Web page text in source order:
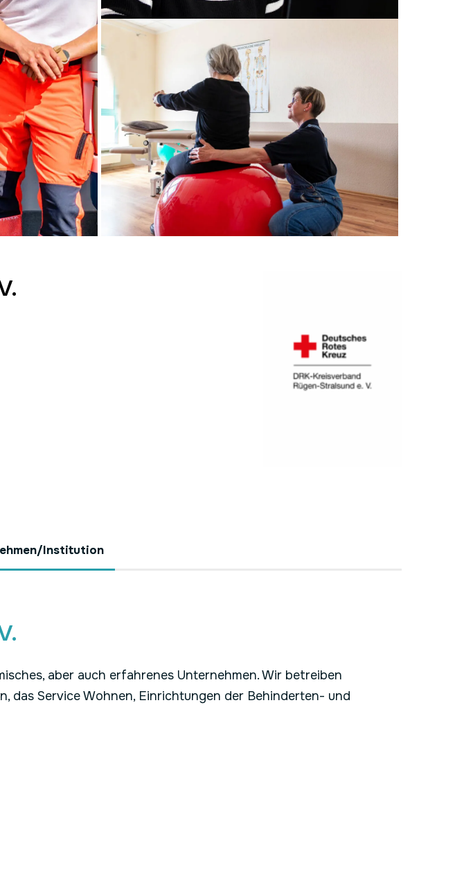
Institution
aber auch erfahrenes Unternehmen. Wir betreiben
Service Wohnen, Einrichtungen der Behinderten- und